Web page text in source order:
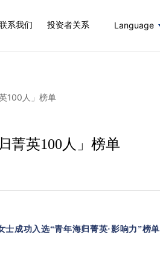
系我们 投资者关系 Language
100人」榜单
菁英100人」榜单
士成功入选“青年海归菁英·影响力”榜单